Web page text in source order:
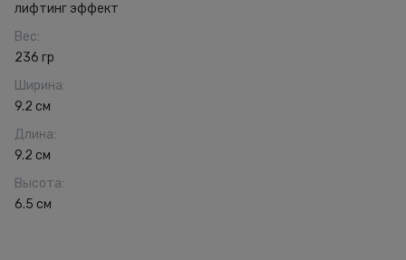
лифтинг эффект
Вес:
236 гр
Ширина:
9.2 см
Длина:
9.2 см
Высота:
6.5 см